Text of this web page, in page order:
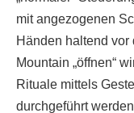
mit angezogenen
Händen haltend vor
Mountain „öffnen“
Rituale mittels
durchgeführt